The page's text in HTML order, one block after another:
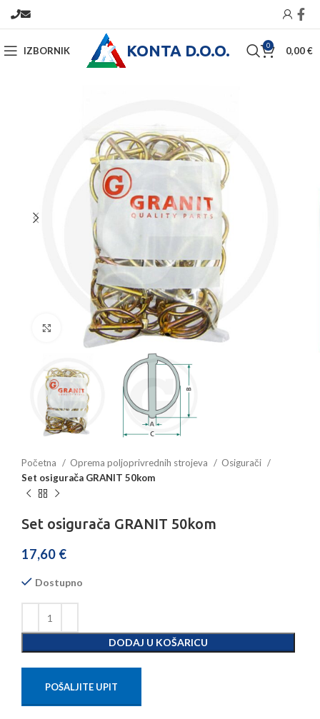
IZBORNIK KONTA D.O.O. 0 0,00€
Povećajte sliku
Početna Oprema poljoprivrednih strojeva
Osigurači
Set osigurača GRANIT 50kom
Set osigurača GRANIT 50kom
17,60 €
Dostupno
DODAJ U KOŠARICU
POŠALJITE UPIT